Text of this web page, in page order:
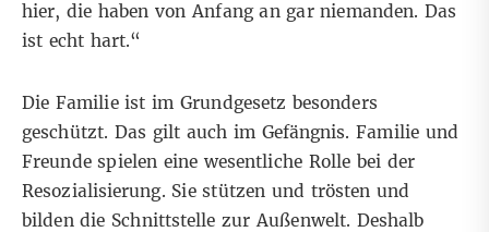
hier, die haben von Anfang an gar niemanden. Das
ist echt hart.“
Die Familie ist im Grundgesetz besonders
geschützt. Das gilt auch im Gefängnis. Familie und
Freunde spielen eine wesentliche Rolle bei der
Resozialisierung. Sie stützen und trösten und
bilden die Schnittstelle zur Außenwelt. Deshalb